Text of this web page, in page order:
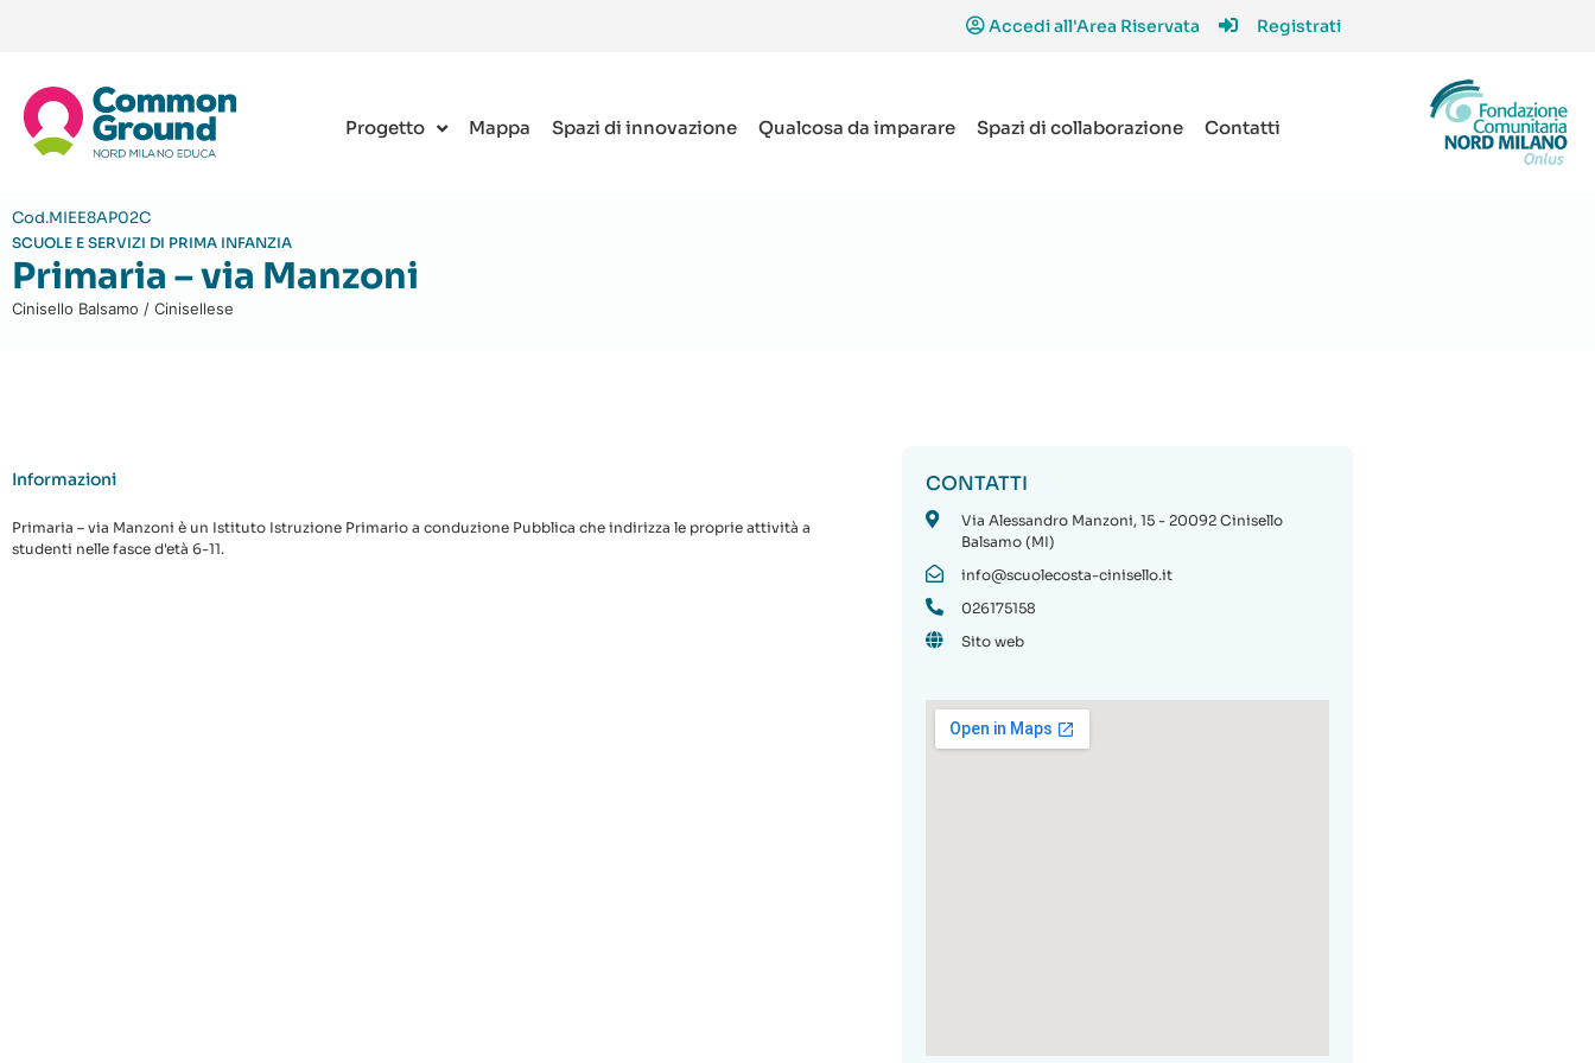
Accedi all'Area Riservata Registrati
Progetto Mappa Spazi di innovazione Qualcosa da imparare Spazi di collaborazione Contatti
Cod.MIEE8AP02C
SCUOLE E SERVIZI DI PRIMA INFANZIA
Primaria – via Manzoni
Cinisello Balsamo / Cinisellese
Informazioni
Primaria – via Manzoni è un Istituto Istruzione Primario a conduzione Pubblica che indirizza le proprie attività a
studenti nelle fasce d'età 6-11.
CONTATTI
Via Alessandro Manzoni, 15 - 20092 Cinisello
Balsamo (MI)
info@scuolecosta-cinisello.it
026175158
Sito web